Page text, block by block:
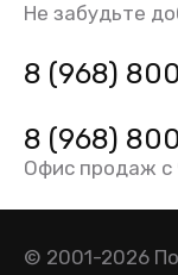
Не забудьте
8 (968)
8 (968)
Офис продаж с
© 2001-2026